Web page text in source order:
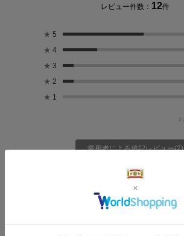
レビュー件数： 12件
★ 5
★ 4
★ 3
★ 2
★ 1
愛用者による追記レビュー(2)
気になるレビューを表示